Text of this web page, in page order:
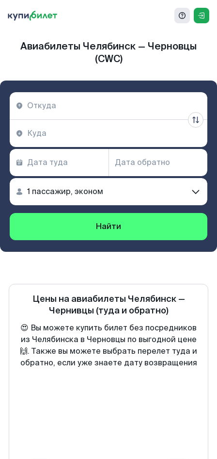
Авиабилеты Челябинск — Черновцы
(CWC)
Найти
Цены на авиабилеты Челябинск—
Чернивцы (туда и обратно)
😍 Вы можете купить билет без посредников
из Челябинска в Черновцы по выгодной цене
🙌. Также вы можете выбрать перелет туда и
обратно, если уже знаете дату возвращения